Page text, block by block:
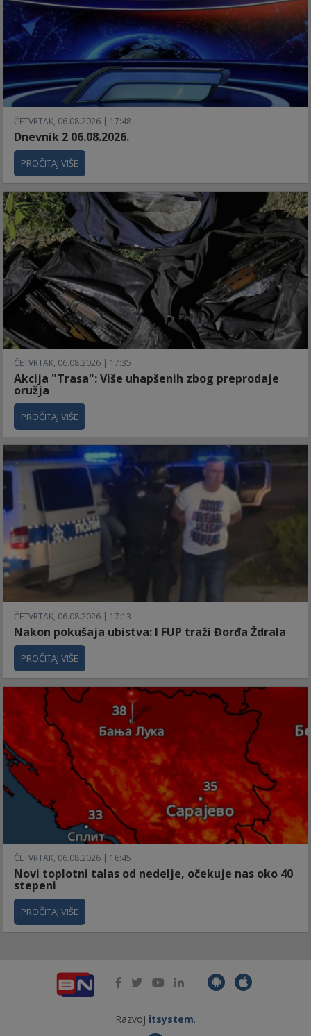
ČETVRTAK, 06.08.2026 | 17:48
Dnevnik 2 06.08.2026.
PROČITAJ VIŠE
ČETVRTAK, 06.08.2026 | 17:35
Akcija "Trasa": Više uhapšenih zbog preprodaje
oružja
PROČITAJ VIŠE
ČETVRTAK, 06.08.2026 | 17:13
Nakon pokušaja ubistva: I FUP traži Đorđa Ždrala
PROČITAJ VIŠE
ČETVRTAK, 06.08.2026 | 16:45
Novi toplotni talas od nedelje, očekuje nas oko 40
stepeni
PROČITAJ VIŠE
Razvoj itsystem.